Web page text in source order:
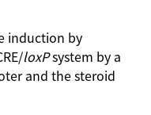
induction by
loxPsystem by a
and the steroid